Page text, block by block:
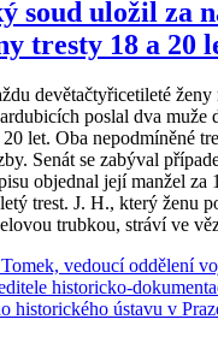
soud uložil za
tresty 18 a 20
devětačtyřicetileté ženy
poslal dva muže
let. Oba nepodmíněné
Senát se zabýval
objednal její manžel za
trest. J. H., který ženu
trubkou, stráví ve